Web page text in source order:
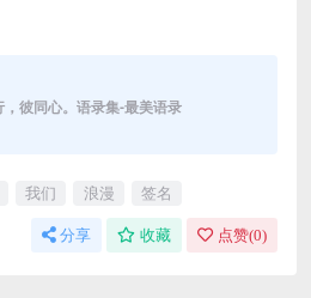
彼同心。语录集-最美语录
我们 浪漫 签名
分享 收藏 点赞(0)